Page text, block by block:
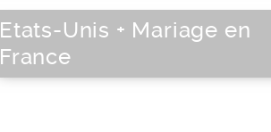
Etats-Unis + Mariage en
France